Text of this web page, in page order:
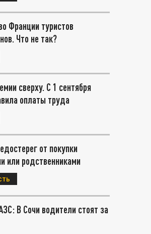
Франции туристов
Что не так?
сверху. С 1 сентября
оплаты труда
от покупки
или родственниками
В Сочи водители стоят за